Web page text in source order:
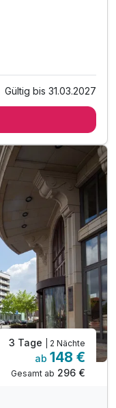
Gültig bis 31.03.2027
3 Tage | 2 Nächte
ab 148 €
Gesamt ab 296 €